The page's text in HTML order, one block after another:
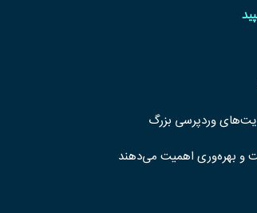
وردپرسی بزرگ
و بهره‌وری اهمیت می‌دهند